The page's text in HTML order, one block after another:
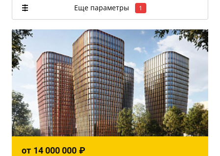
Еще параметры 1
от 14 000 000 ₽